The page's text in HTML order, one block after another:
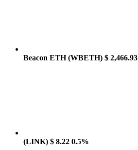
Beacon ETH(WBETH) $ 2,466.93
(LINK) $ 8.22 0.5%